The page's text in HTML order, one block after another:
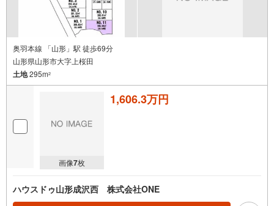
奥羽本線 「山形」駅 徒歩69分
山形県山形市大字上桜田
土地295m2
画像7枚
1,606.3万円
ハウスドゥ山形成沢西 株式会社ONE